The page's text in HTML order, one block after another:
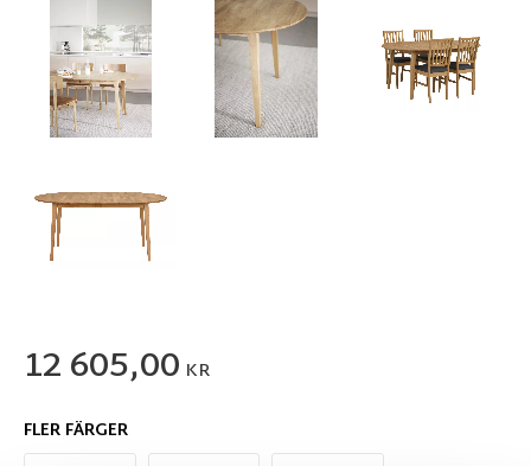
12 605,00 KR
FLER FÄRGER